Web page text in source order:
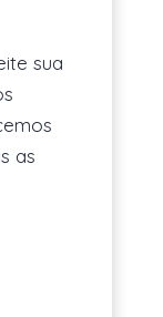
sua
as